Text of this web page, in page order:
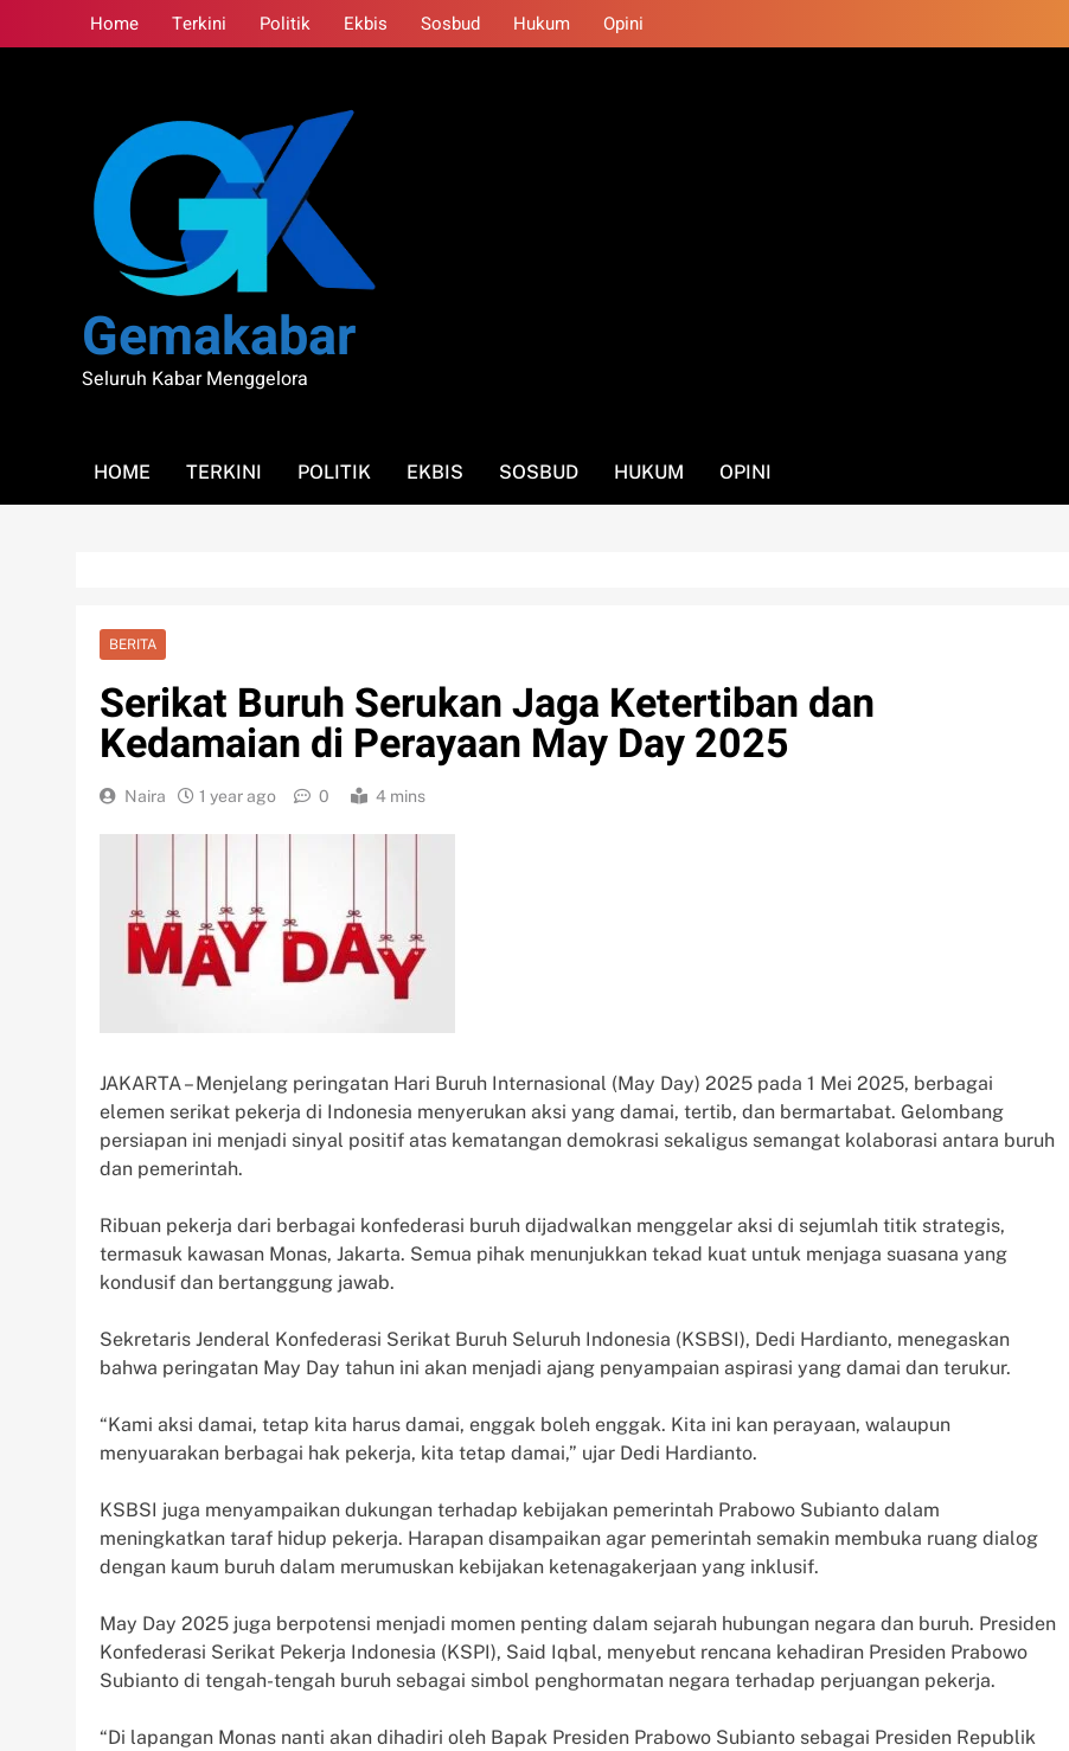
to
Home Terkini Politik Ekbis Sosbud Hukum Opini
Gemakabar
Seluruh Kabar Menggelora
HOME TERKINI POLITIK EKBIS SOSBUD HUKUM OPINI
BERITA
Serikat Buruh Serukan Jaga Ketertiban dan
Kedamaian di Perayaan May Day 2025
Naira 1 year ago 0 4 mins
JAKARTA – Menjelang peringatan Hari Buruh Internasional (May Day) 2025 pada 1 Mei 2025, berbagai
elemen serikat pekerja di Indonesia menyerukan aksi yang damai, tertib, dan bermartabat. Gelombang
persiapan ini menjadi sinyal positif atas kematangan demokrasi sekaligus semangat kolaborasi antara buruh
dan pemerintah.
Ribuan pekerja dari berbagai konfederasi buruh dijadwalkan menggelar aksi di sejumlah titik strategis,
termasuk kawasan Monas, Jakarta. Semua pihak menunjukkan tekad kuat untuk menjaga suasana yang
kondusif dan bertanggung jawab.
Sekretaris Jenderal Konfederasi Serikat Buruh Seluruh Indonesia (KSBSI), Dedi Hardianto, menegaskan
bahwa peringatan May Day tahun ini akan menjadi ajang penyampaian aspirasi yang damai dan terukur.
“Kami aksi damai, tetap kita harus damai, enggak boleh enggak. Kita ini kan perayaan, walaupun
menyuarakan berbagai hak pekerja, kita tetap damai,” ujar Dedi Hardianto.
KSBSI juga menyampaikan dukungan terhadap kebijakan pemerintah Prabowo Subianto dalam
meningkatkan taraf hidup pekerja. Harapan disampaikan agar pemerintah semakin membuka ruang dialog
dengan kaum buruh dalam merumuskan kebijakan ketenagakerjaan yang inklusif.
May Day 2025 juga berpotensi menjadi momen penting dalam sejarah hubungan negara dan buruh. Presiden
Konfederasi Serikat Pekerja Indonesia (KSPI), Said Iqbal, menyebut rencana kehadiran Presiden Prabowo
Subianto di tengah-tengah buruh sebagai simbol penghormatan negara terhadap perjuangan pekerja.
“Di lapangan Monas nanti akan dihadiri oleh Bapak Presiden Prabowo Subianto sebagai Presiden Republik